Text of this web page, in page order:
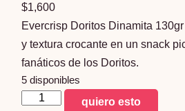
$1,600
Evercrisp Doritos Dinamita
y textura crocante en un snack
fanáticos de los Doritos.
5 disponibles
evercrisp
quiero esto